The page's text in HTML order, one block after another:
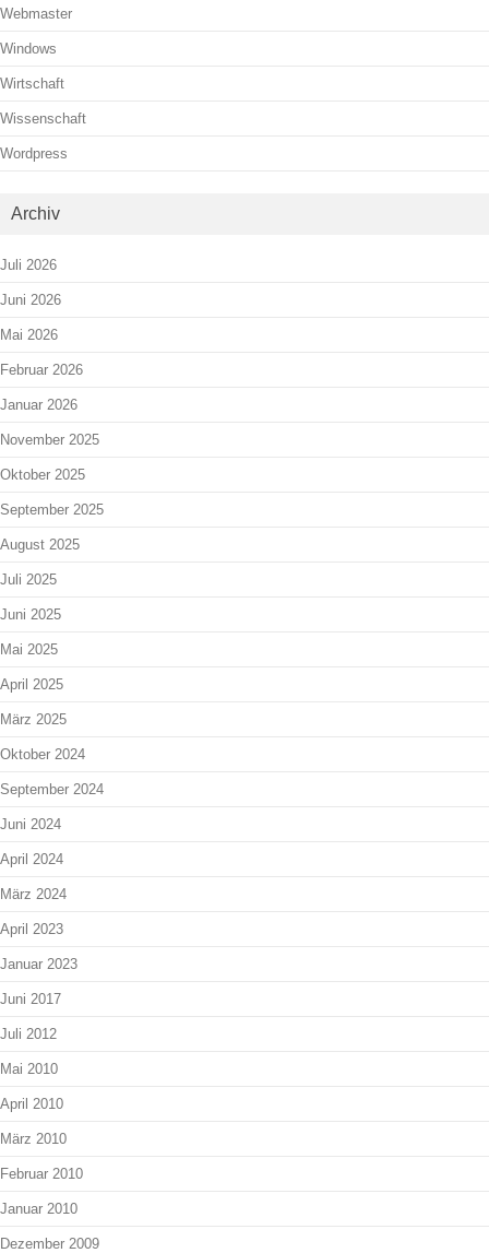
Webmaster
Windows
Wirtschaft
Wissenschaft
Wordpress
Archiv
Juli 2026
Juni 2026
Mai 2026
Februar 2026
Januar 2026
November 2025
Oktober 2025
September 2025
August 2025
Juli 2025
Juni 2025
Mai 2025
April 2025
März 2025
Oktober 2024
September 2024
Juni 2024
April 2024
März 2024
April 2023
Januar 2023
Juni 2017
Juli 2012
Mai 2010
April 2010
März 2010
Februar 2010
Januar 2010
Dezember 2009